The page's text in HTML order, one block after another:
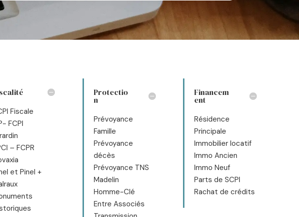
Fiscale
FCPI
– FCPR
et Pinel +
Protectio
n
Prévoyance
Famille
Prévoyance
décès
Prévoyance TNS
Madelin
Homme-Clé
Entre Associés
Financem
ent
Résidence
Principale
Immobilier locatif
Immo Ancien
Immo Neuf
Parts de SCPI
Rachat de crédits